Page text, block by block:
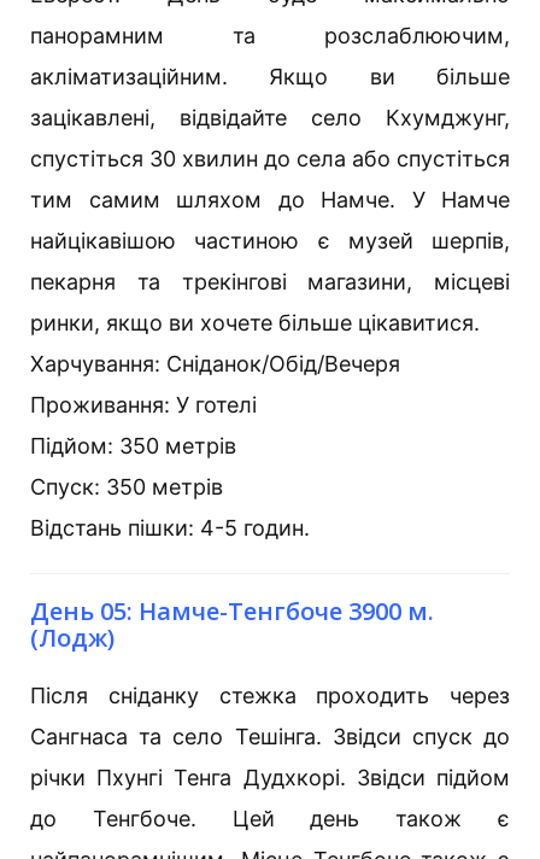
панорамним та розслаблюючим,
акліматизаційним. Якщо ви більше
зацікавлені, відвідайте село Кхумджунг,
спустіться 30 хвилин до села або спустіться
тим самим шляхом до Намче. У Намче
найцікавішою частиною є музей шерпів,
пекарня та трекінгові магазини, місцеві
ринки, якщо ви хочете більше цікавитися.
Харчування: Сніданок/Обід/Вечеря
Проживання: У готелі
Підйом: 350 метрів
Спуск: 350 метрів
Відстань пішки: 4-5 годин.
День 05: Намче-Тенгбоче 3900 м.
(Лодж)
Після сніданку стежка проходить через
Сангнаса та село Тешінга. Звідси спуск до
річки Пхунгі Тенга Дудхкорі. Звідси підйом
до Тенгбоче. Цей день також є